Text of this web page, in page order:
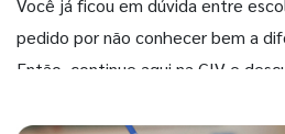
Você já ficou em dúvida entre
pedido por não conhecer bem a
Então, continue aqui na GIV e